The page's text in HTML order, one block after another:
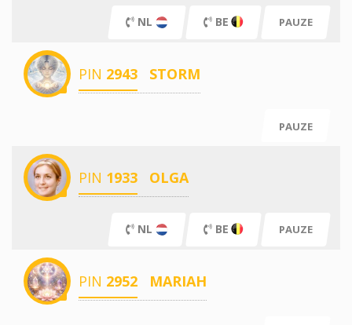
NL BE PAUZE
PIN 2943 STORM
PAUZE
PIN 1933 OLGA
NL BE PAUZE
PIN 2952 MARIAH